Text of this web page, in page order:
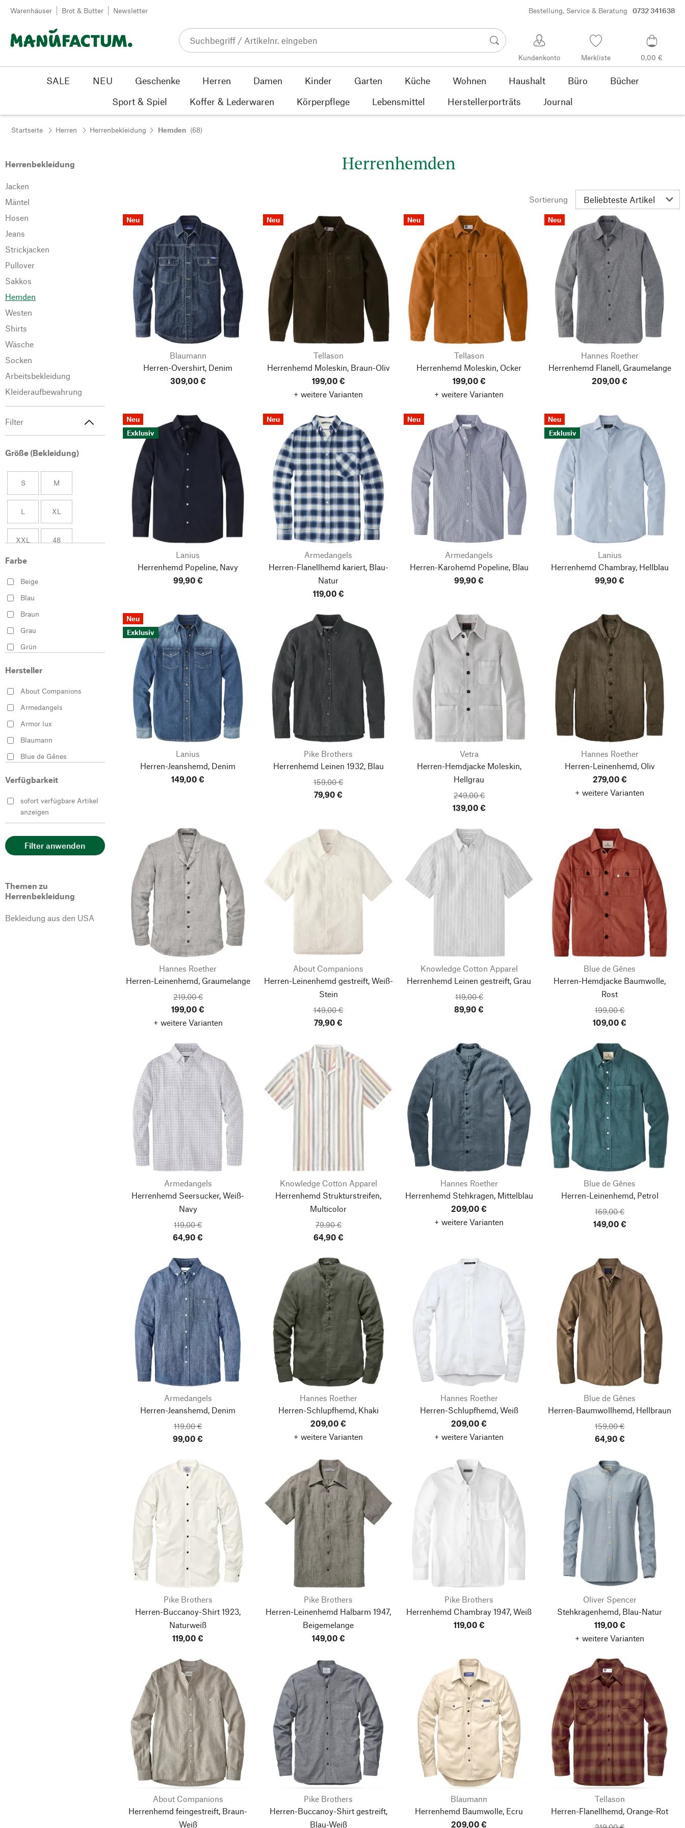
Zum Inhalt springen
Warenhäuser Brot & Butter Newsletter Bestellung, Service & Beratung 0732 341638
Kundenkonto Merkliste 0,00 €
SALE NEU Geschenke Herren Damen Kinder Garten Küche Wohnen Haushalt Büro
Bücher
Sport & Spiel
Koffer & Lederwaren Körperpflege Lebensmittel Herstellerporträts Journal
Startseite Herren Herrenbekleidung Hemden (68)
Herrenbekleidung
Jacken
Mäntel
Hosen
Jeans
Strickjacken
Pullover
Sakkos
Hemden
Westen
Shirts
Wäsche
Socken
Arbeitsbekleidung
Kleideraufbewahrung
Filter
Größe (Bekleidung)
S M
L XL
XXL 48
54
Farbe
Beige
Blau
Braun
Grau
Grün
Orange
Rot
Schwarz
Weiß
Hersteller
About Companions
Armedangels
Armor lux
Blaumann
Blue de Gênes
Apparel
Lanius
Pike Brothers
Vetra
Verfügbarkeit
sofort verfügbare Artikel
anzeigen
Filter anwenden
Themen zu
Herrenbekleidung
Bekleidung aus den USA
Herrenhemden
Sortierung
Neu
Blaumann
Herren-Overshirt, Denim
309,00 €
Neu
Tellason
Herrenhemd Moleskin, Braun-Oliv
199,00 €
+ weitere Varianten
Neu
Tellason
Herrenhemd Moleskin, Ocker
199,00 €
+ weitere Varianten
Neu
Hannes Roether
Herrenhemd Flanell, Graumelange
209,00 €
Neu
Exklusiv
Lanius
Herrenhemd Popeline, Navy
99,90 €
Neu
Armedangels
Herren-Flanellhemd kariert, Blau-
Natur
119,00 €
Neu
Armedangels
Herren-Karohemd Popeline, Blau
99,90 €
Neu
Exklusiv
Lanius
Herrenhemd Chambray, Hellblau
99,90 €
Neu
Exklusiv
Lanius
Herren-Jeanshemd, Denim
149,00 €
Pike Brothers
Herrenhemd Leinen 1932, Blau
159,00 €
79,90 €
Vetra
Herren-Hemdjacke Moleskin,
Hellgrau
249,00 €
139,00 €
Hannes Roether
Herren-Leinenhemd, Oliv
279,00 €
+ weitere Varianten
Hannes Roether
Herren-Leinenhemd, Graumelange
219,00 €
199,00 €
+ weitere Varianten
About Companions
Herren-Leinenhemd gestreift, Weiß-
Stein
149,00 €
79,90 €
Knowledge Cotton Apparel
Herrenhemd Leinen gestreift, Grau
119,00 €
89,90 €
Blue de Gênes
Herren-Hemdjacke Baumwolle,
Rost
199,00 €
109,00 €
Armedangels
Herrenhemd Seersucker, Weiß-
Navy
119,00 €
64,90 €
Knowledge Cotton Apparel
Herrenhemd Strukturstreifen,
Multicolor
79,90 €
64,90 €
Hannes Roether
Herrenhemd Stehkragen, Mittelblau
209,00 €
+ weitere Varianten
Blue de Gênes
Herren-Leinenhemd, Petrol
169,00 €
149,00 €
Armedangels
Herren-Jeanshemd, Denim
119,00 €
99,00 €
Hannes Roether
Herren-Schlupfhemd, Khaki
209,00 €
+ weitere Varianten
Hannes Roether
Herren-Schlupfhemd, Weiß
209,00 €
+ weitere Varianten
Blue de Gênes
Herren-Baumwollhemd, Hellbraun
159,00 €
64,90 €
Pike Brothers
Herren-Buccanoy-Shirt 1923,
Naturweiß
119,00 €
Pike Brothers
Herren-Leinenhemd Halbarm 1947,
Beigemelange
149,00 €
Pike Brothers
Herrenhemd Chambray 1947, Weiß
119,00 €
Oliver Spencer
Stehkragenhemd, Blau-Natur
119,00 €
+ weitere Varianten
About Companions
Herrenhemd feingestreift, Braun-
Weiß
Pike Brothers
Herren-Buccanoy-Shirt gestreift,
Blau-Weiß
Blaumann
Herrenhemd Baumwolle, Ecru
209,00 €
Tellason
Herren-Flanellhemd, Orange-Rot